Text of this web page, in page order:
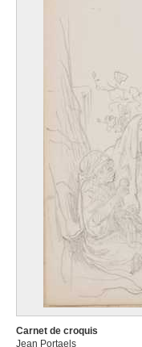
Carnet de croquis
Jean Portaels